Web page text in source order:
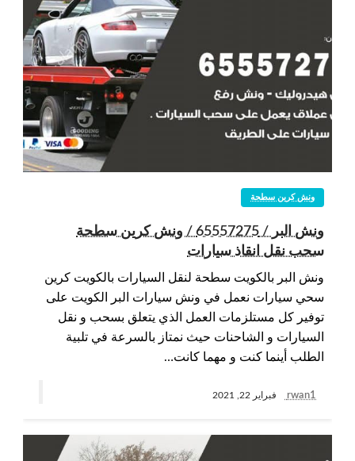
ونش كرين سطحة
ونش البر / 65557275 / ونش كرين سطحة
سحب نقل انقاذ سيارات
ونش البر بالكويت سطحة لنقل السيارات بالكويت كرين
سحي سيارات نعمل في ونش سيارات البر الكويت على
توفير كل مستلزمات العمل الذي يتعلق بسحب و نقل
السيارات و الشاحنات حيث نمتاز بالسرعة في تلبية
الطلب أينما كنت و مهما كانت…
rwan1 فبراير 22, 2021